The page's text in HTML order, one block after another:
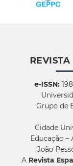
e-ISSN:
Grupo de
Cidade
Educação –
João
A Revista